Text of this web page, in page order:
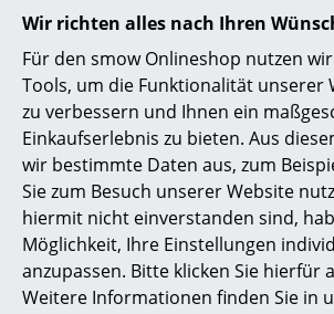
Wir richten alles nach Ihren
Für den smow Onlineshop nutzen
Tools, um die Funktionalität unserer
zu verbessern und Ihnen ein
Einkaufserlebnis zu bieten. Aus
wir bestimmte Daten aus, zum
Sie zum Besuch unserer Website
hiermit nicht einverstanden sind,
Möglichkeit, Ihre Einstellungen
anzupassen. Bitte klicken Sie hierfür
Weitere Informationen finden Sie in
... alle Leuchten
Betten
Doppelbetten
Einzelbetten
Stapelbetten
Kinderbetten
CHF 9’082.00
(Standardlieferaussage des
Herstellers)